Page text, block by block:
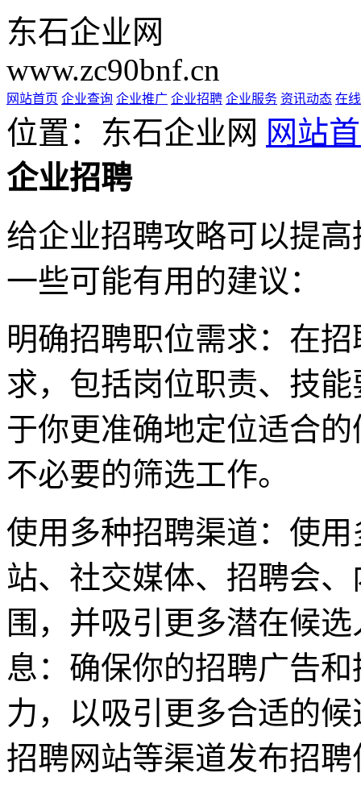
东石企业网
www.zc90bnf.cn
网站首页 企业查询 企业推广 企业招聘 企业服务 资讯动态 在
位置：东石企业网 网站
企业招聘
给企业招聘攻略可以提
一些可能有用的建议：
明确招聘职位需求：在
求，包括岗位职责、技
于你更准确地定位适合
不必要的筛选工作。
使用多种招聘渠道：使
站、社交媒体、招聘会
围，并吸引更多潜在候
息：确保你的招聘广告
力，以吸引更多合适的
招聘网站等渠道发布招聘